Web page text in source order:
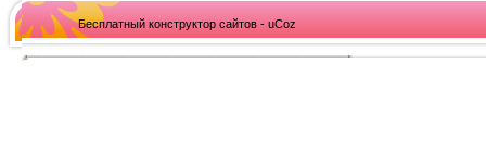
Бесплатный конструктор сайтов - uCoz